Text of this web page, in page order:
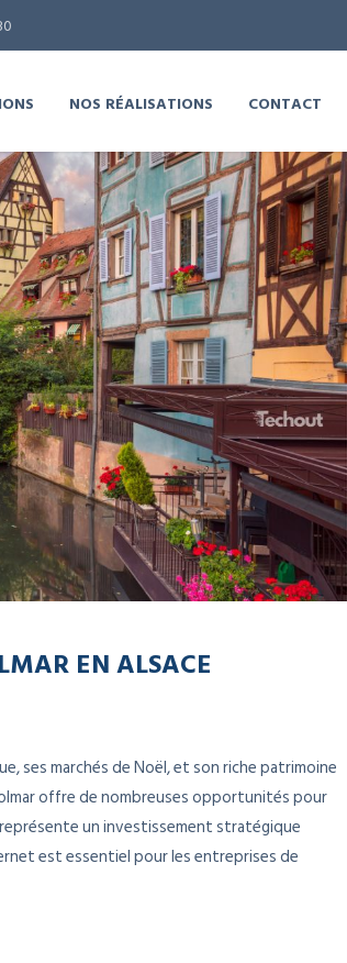
NOS RÉALISATIONS CONTACT
EN ALSACE
ses marchés de Noël, et son riche patrimoine
offre de nombreuses opportunités pour
un investissement stratégique
est essentiel pour les entreprises de